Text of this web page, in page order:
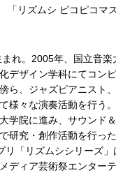
「リズムシ ピコピコマス
れ。2005年、国立音楽大
デザイン学科にてコンピュ
ら、ジャズピアニスト、キ
様々な演奏活動を行う。卒
学院に進み、サウンド＆メ
研究・創作活動を行った。
リ「リズムシシリーズ」は
ディア芸術祭エンターテイ